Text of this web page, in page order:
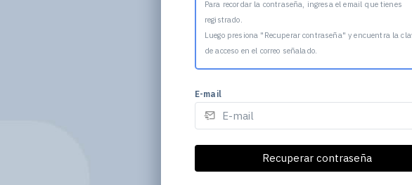
Para recordar la contraseña, ingresa el email que tienes
registrado.
Luego presiona "Recuperar contraseña" y encuentra la
de acceso en el correo señalado.
E-mail
Recuperar contraseña